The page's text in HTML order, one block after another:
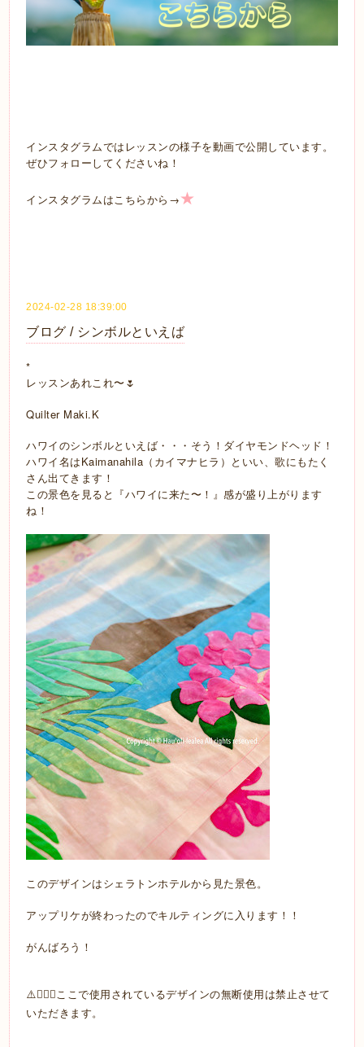
インスタグラムではレッスンの様子を動画で公開しています。
ぜひフォローしてくださいね！
インスタグラムはこちらから →★
2024-02-28 18:39:00
ブログ / シンボルといえば
*
レッスンあれこれ〜🌷
Quilter Maki.K
ハワイのシンボルといえば・・・そう！ダイヤモンドヘッド！
ハワイ名はKaimanahila（カイマナヒラ）といい、歌にもたく
さん出てきます！
この景色を見ると『ハワイに来た〜！』感が盛り上がります
ね！
このデザインはシェラトンホテルから見た景色。
アップリケが終わったのでキルティングに入ります！！
がんばろう！
⚠️🙅🏼‍♀️ここで使用されているデザインの無断使用は禁止させて
いただきます。